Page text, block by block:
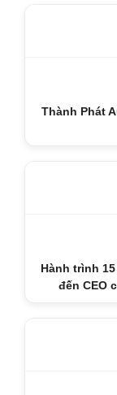
Thành Phát
Hành trình
đến CEO